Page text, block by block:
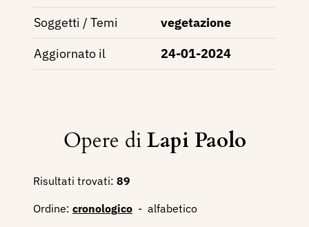
Soggetti / Temi
vegetazione
Aggiornato il
24-01-2024
Opere diLapi Paolo
Risultati trovati: 89
Ordine: cronologico - alfabetico